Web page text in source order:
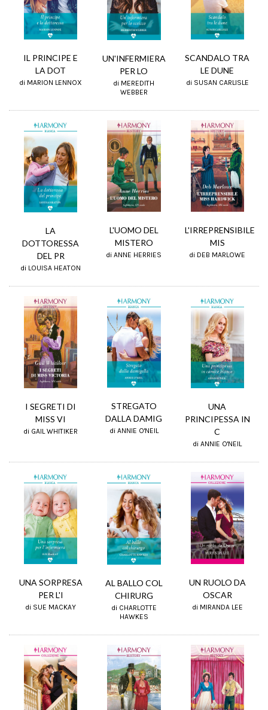
IL PRINCIPE E
LA DOT
di MARION LENNOX
UN'INFERMIERA
PER LO
di MEREDITH
WEBBER
SCANDALO TRA
LE DUNE
di SUSAN CARLISLE
LA
DOTTORESSA
DEL PR
di LOUISA HEATON
L'UOMO DEL
MISTERO
di ANNE HERRIES
L'IRREPRENSIBILE
MIS
di DEB MARLOWE
I SEGRETI DI
MISS VI
di GAIL WHITIKER
STREGATO
DALLA DAMIG
di ANNIE O'NEIL
UNA
PRINCIPESSA IN
C
di ANNIE O'NEIL
UNA SORPRESA
PER L'I
di SUE MACKAY
AL BALLO COL
CHIRURG
di CHARLOTTE
HAWKES
UN RUOLO DA
OSCAR
di MIRANDA LEE